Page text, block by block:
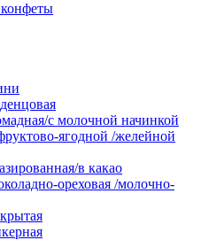
с молочной начинкой
ягодной /желейной
в какао
ореховая /молочно-